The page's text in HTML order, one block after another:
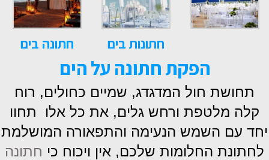
חתונות בים חתונה בים
הפקת חתונה על הים
תחושת חול המדגדג, שמיים כחולים, רוח
קלה מלטפת ורחש גלים, את כל אלו תחוו
יחד עם השמש הנעימה והתפאורה המושלמת
לחתונת החלומות שלכם, אין ויכוח כי חתונה